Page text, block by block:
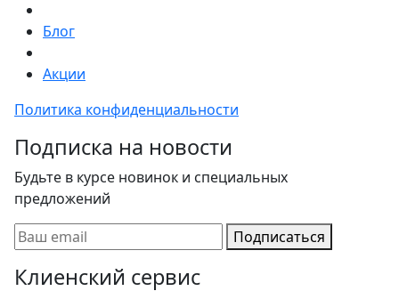
Блог
Акции
Политика конфиденциальности
Подписка на новости
Будьте в курсе новинок и специальных
предложений
Подписаться
Клиенский сервис